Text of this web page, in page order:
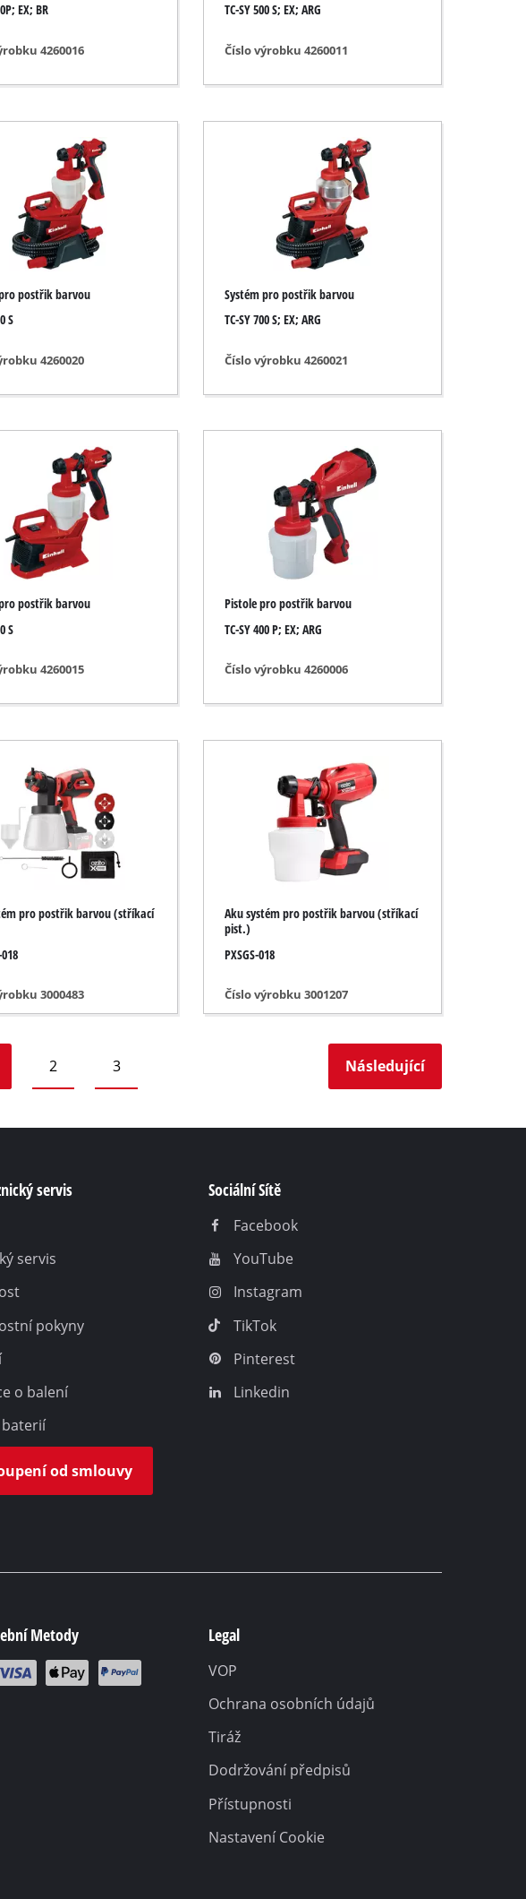
EX; BR
4260016
TC-SY 500 S; EX; ARG
Číslo výrobku 4260011
postřik barvou
S
4260020
Systém pro postřik barvou
TC-SY 700 S; EX; ARG
Číslo výrobku 4260021
postřik barvou
S
4260015
Pistole pro postřik barvou
TC-SY 400 P; EX; ARG
Číslo výrobku 4260006
pro postřik barvou (stříkací
3000483
Aku systém pro postřik barvou (stříkací
pist.)
PXSGS-018
Číslo výrobku 3001207
2 3 Následující
servis
servis
pokyny
o balení
baterií
od smlouvy
Sociální Sítě
Facebook
YouTube
Instagram
TikTok
Pinterest
Linkedin
Metody Legal
VOP
Ochrana osobních údajů
Tiráž
Dodržování předpisů
Přístupnosti
Nastavení Cookie